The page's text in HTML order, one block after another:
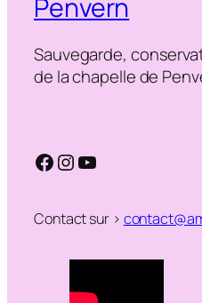
Penvern
Sauvegarde,
de la chapelle de
Facebook
Instagram
YouTube
Contact sur >